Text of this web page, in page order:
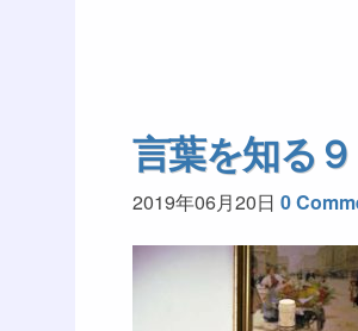
言葉を知る９
2019年06月20日 0